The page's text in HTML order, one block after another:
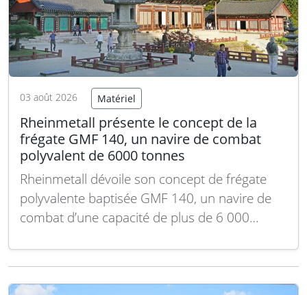
03 août 2026 Matériel
Rheinmetall présente le concept de la
frégate GMF 140, un navire de combat
polyvalent de 6000 tonnes
Rheinmetall dévoile son concept de frégate
polyvalente baptisée GMF 140, un navire de
combat d’une capacité de plus de 6 000
mètres. Ce type de bâtiment est conçu pour